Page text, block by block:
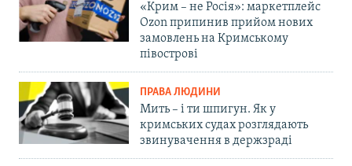
«Крим – не Росія»: маркетплейс
Ozon припинив прийом нових
замовлень на Кримському
півострові
ПРАВА ЛЮДИНИ
Мить – і ти шпигун. Як у
кримських судах розглядають
звинувачення в держзраді